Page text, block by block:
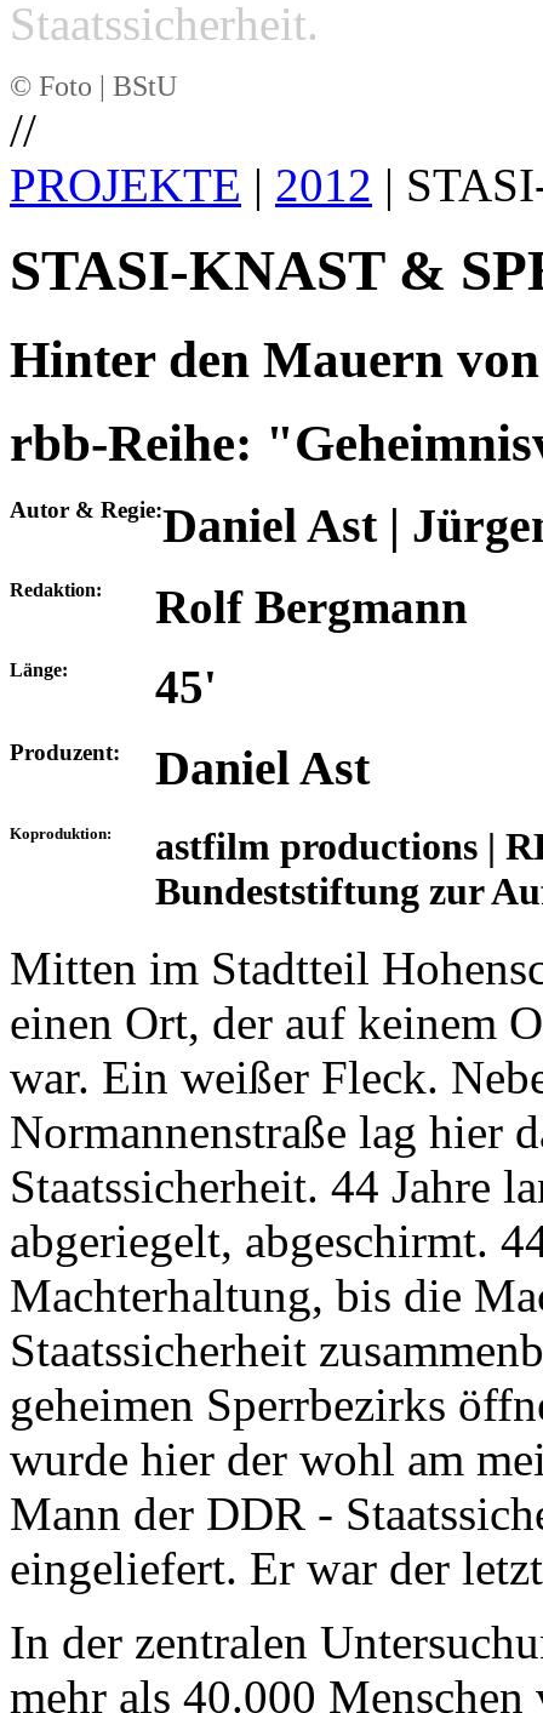
Staatssicherheit.
© Foto | BStU
//
PROJEKTE | 2012 |
STASI-KNAST &
Hinter den Mauern
rbb-Reihe:
Autor & Regie:Daniel Ast |
Redaktion: Rolf Bergmann
Länge: 45'
Produzent: Daniel Ast
Koproduktion:
astfilm productions |
Bundeststiftung zur
Mitten im Stadtteil
einen Ort, der auf keinem
war. Ein weißer Fleck.
Normannenstraße lag hier
Staatssicherheit. 44 Jahre
abgeriegelt, abgeschirmt.
Machterhaltung, bis die
Staatssicherheit
geheimen Sperrbezirks
wurde hier der wohl am
Mann der DDR -
eingeliefert. Er war der
In der zentralen
mehr als 40.000